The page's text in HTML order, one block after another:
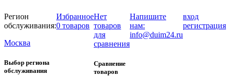
Регион
обслуживания:
Москва
Выбор региона
обслуживания
Избранное
0 товаров
Нет
товаров
для
сравнения
Сравнение
товаров
Напишите
нам:
info@duim24.ru
вход
регистрация